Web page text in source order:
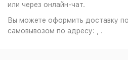
или через онлайн-чат.
Вы можете оформить доставку
самовывозом по адресу: , .